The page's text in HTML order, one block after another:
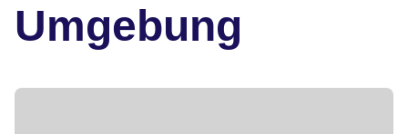
Umgebung